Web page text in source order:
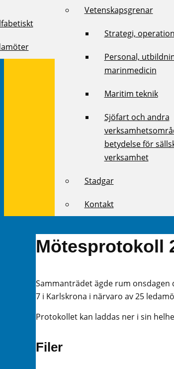
Vetenskapsgrenar
Strategi,
Personal,
marinmedicin
Maritim teknik
Sjöfart och andra
betydelse för
verksamhet
Stadgar
Kontakt
Mötesprotokoll
Sammanträdet ägde rum
7 i Karlskrona i närvaro av 25
Protokollet kan laddas ner i sin
Filer